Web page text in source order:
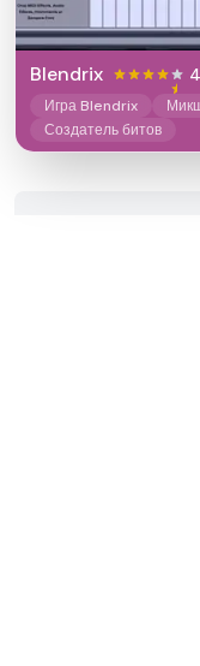
Blendrix
Игра Blendrix
Создатель битов